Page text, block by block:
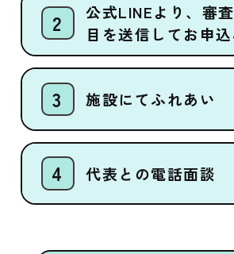
公式LINEより、審
目を送信してお申
施設にてふれあい
代表との電話面談